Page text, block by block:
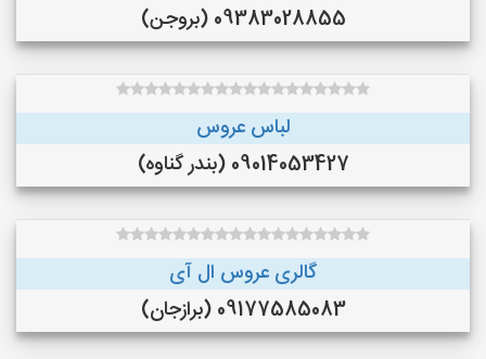
09383028855 (بروجن)
لباس عروس
09014053427 (بندر گناوه)
گالری عروس ال آی
09177585083 (برازجان)